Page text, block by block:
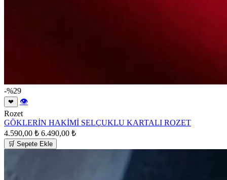
-%29
❤
👁
Rozet
GÖKLERİN HAKİMİ SELÇUKLU KARTALI ROZET
4.590,00 ₺ 6.490,00 ₺
🛒 Sepete Ekle